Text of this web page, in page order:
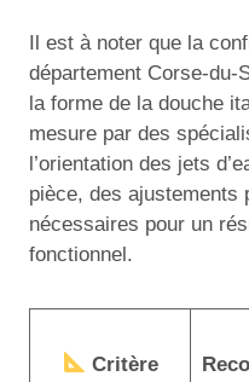
Il est à noter que la
département Corse-du-
la forme de la douche
mesure par des
l’orientation des jets
pièce, des ajustements
nécessaires pour un
fonctionnel.
Critère